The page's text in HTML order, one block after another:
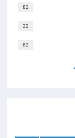
82
22
82